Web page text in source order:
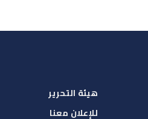
هيئة التحرير
للإعلان معنا